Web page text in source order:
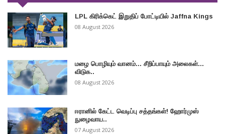
LPL கிரிக்கெட் இறுதிப் போட்டியில் Jaffna Kings
08 August 2026
மழை பொழியும் வானம்... சீறிப்பாயும் அலைகள்...
விடுக..
08 August 2026
ஈரானில் கேட்ட வெடிப்பு சத்தங்கள்! ஹோர்முஸ்
நுழைவாய..
07 August 2026